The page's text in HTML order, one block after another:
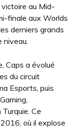
au Mid-
finale aux Worlds
derniers grands
niveau.
Caps a évolué
du circuit
Esports, puis
Ce
où il explose